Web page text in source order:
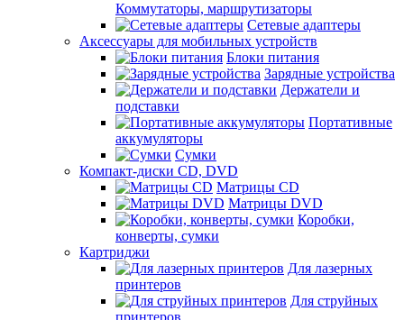
Коммутаторы, маршрутизаторы
Сетевые адаптеры
Аксессуары для мобильных устройств
Блоки питания
Зарядные устройства
Держатели и
подставки
Портативные
аккумуляторы
Сумки
Компакт-диски CD, DVD
Матрицы CD
Матрицы DVD
Коробки,
конверты, сумки
Картриджи
Для лазерных
принтеров
Для струйных
принтеров